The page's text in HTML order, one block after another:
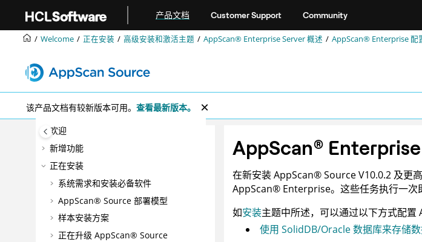
产品文档 Customer Support Community
Welcome 正在安装 高级安装和激活主题 AppScan® Enterprise Server概述 AppScan® Enterprise配
该产品文档有较新版本可用。 查看最新版本。
欢迎
新增功能
正在安装
系统需求和安装必备软件
AppScan® Source 部署模型
样本安装方案
正在升级 AppScan® Source
AppScan® Enterprise
在新安装AppScan®SourceV10.0.2 及更
AppScan®Enterprise。这些任务执行一次
如安装主题中所述，可以通过以下方式配置
使用 SolidDB/Oracle 数据库来存储